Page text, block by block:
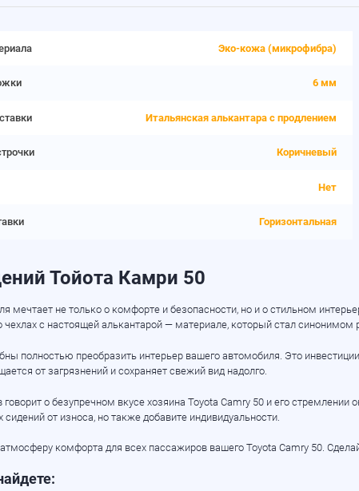
Эко-кожа (микрофибра)
6 мм
Итальянская алькантара с продлением
Коричневый
Нет
Горизонтальная
Тойота Камри 50
мечтает не только о комфорте и безопасности, но и о стильном
чехлах с настоящей алькантарой — материале, который стал
полностью преобразить интерьер вашего автомобиля. Это
от загрязнений и сохраняет свежий вид надолго.
говорит о безупречном вкусе хозяина Toyota Camry 50 и его
от износа, но также добавите индивидуальности.
комфорта для всех пассажиров вашего Toyota Camry 50.